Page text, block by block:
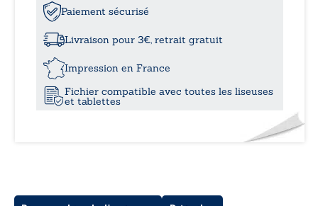
L’impact
sur
l’accès
l’éducation
vulnérables
Paiement sécurisé
Livraison pour 3€, retrait gratuit
Impression en France
Fichier compatible avec toutes les liseuses
et tablettes